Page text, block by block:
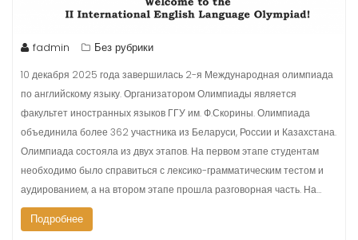
fadmin Без рубрики
10 декабря 2025 года завершилась 2-я Международная олимпиада
по английскому языку. Организатором Олимпиады является
факультет иностранных языков ГГУ им. Ф.Скорины. Олимпиада
объединила более 362 участника из Беларуси, России и Казахстана.
Олимпиада состояла из двух этапов. На первом этапе студентам
необходимо было справиться с лексико-грамматическим тестом и
аудированием, а на втором этапе прошла разговорная часть. На…
Подробнее